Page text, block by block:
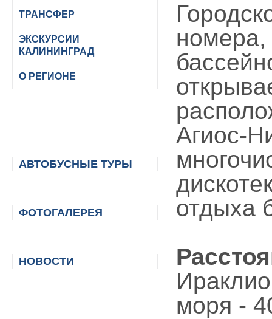
ТРАНСФЕР
ЭКСКУРСИИ
КАЛИНИНГРАД
О РЕГИОНЕ
АВТОБУСНЫЕ ТУРЫ
ФОТОГАЛЕРЕЯ
НОВОСТИ
номера,
Агиос-
отдыха
моря -